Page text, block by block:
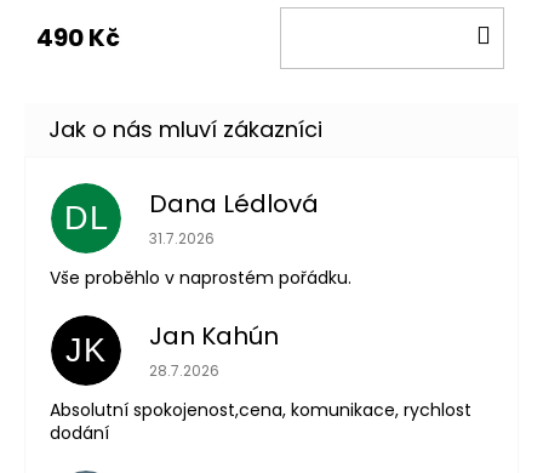
490 Kč
DL Dana Lédlová
Hodnocení obchodu je 5 z 5 hvězdiček.
31.7.2026
Vše proběhlo v naprostém pořádku.
JK Jan Kahún
Hodnocení obchodu je 5 z 5 hvězdiček.
28.7.2026
Absolutní spokojenost,cena, komunikace, rychlost
dodání